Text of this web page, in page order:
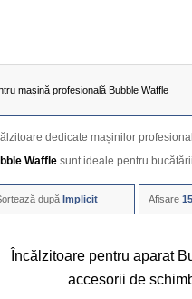
mașină profesională Bubble Waffle
dedicate mașinilor
Wafflesunt ideale pentru
după Implicit Afisare